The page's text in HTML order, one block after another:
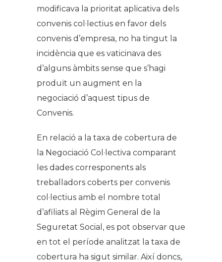
modificava la prioritat aplicativa dels
convenis col·lectius en favor dels
convenis d’empresa, no ha tingut la
incidència que es vaticinava des
d’alguns àmbits sense que s’hagi
produït un augment en la
negociació d’aquest tipus de
Convenis.
En relació a la taxa de cobertura de
la Negociació Col·lectiva comparant
les dades corresponents als
treballadors coberts per convenis
col·lectius amb el nombre total
d’afiliats al Règim General de la
Seguretat Social, es pot observar que
en tot el període analitzat la taxa de
cobertura ha sigut similar. Així doncs,